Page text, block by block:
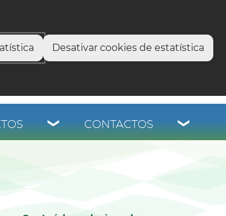
Desativar cookies de estatística
CONTACTOS